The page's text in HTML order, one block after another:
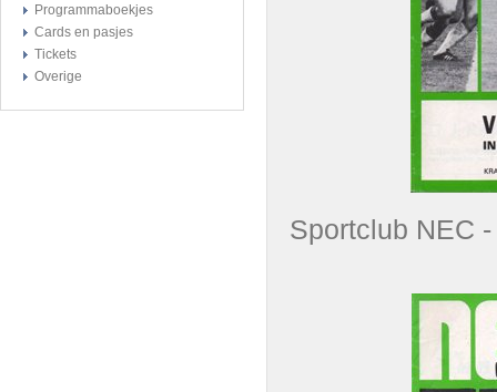
Programmaboekjes
Cards en pasjes
Tickets
Overige
Sportclub